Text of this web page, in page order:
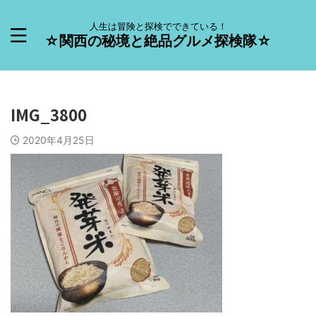
人生は冒険と探検でできている！
☆関西の秘境と絶品グルメ探検隊☆
IMG_3800
2020年4月25日